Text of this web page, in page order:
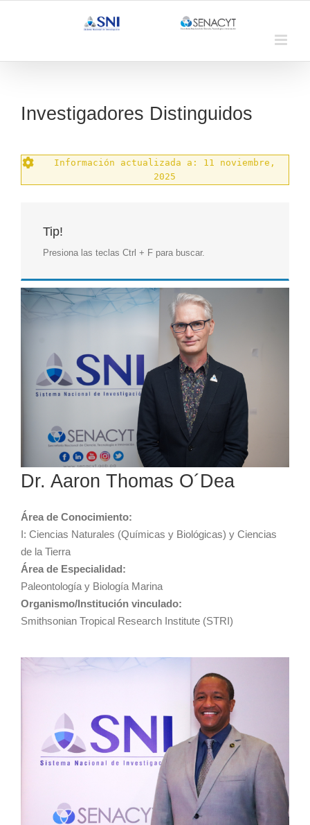
Investigadores Distinguidos
Información actualizada a: 11 noviembre,
2025
Tip!
Presiona las teclas Ctrl + F para buscar.
Dr. Aaron Thomas O´Dea
Área de Conocimiento:
I: Ciencias Naturales (Químicas y Biológicas) y Ciencias
de la Tierra
Área de Especialidad:
Paleontología y Biología Marina
Organismo/Institución vinculado:
Smithsonian Tropical Research Institute (STRI)